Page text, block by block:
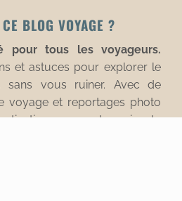
BLOG VOYAGE ?
pour tous les voyageurs.
et astuces pour explorer le
sans vous ruiner. Avec de
voyage et reportages photo
aux quatre coins du